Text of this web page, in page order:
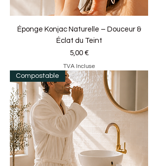
Éponge Konjac Naturelle – Douceur &
Éclat du Teint
Prix
5,00 €
TVA Incluse
Compostable